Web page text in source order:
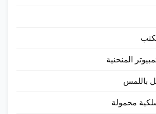
المنحنية
محمولة